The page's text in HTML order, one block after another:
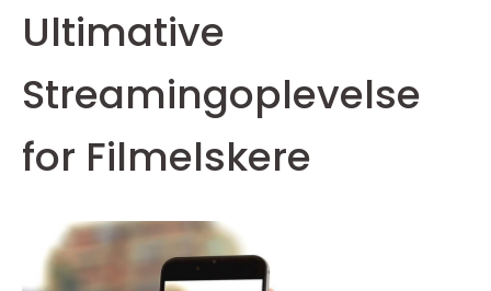
Ultimative
Streamingoplevelse
for Filmelskere